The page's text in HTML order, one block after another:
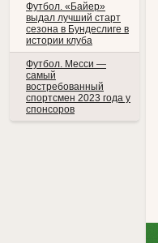
Футбол. «Байер»
выдал лучший старт
сезона в Бундеслиге в
истории клуба
Футбол. Месси —
самый
востребованный
спортсмен 2023 года у
спонсоров